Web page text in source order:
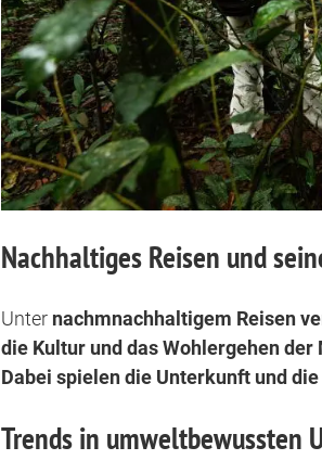
Nachhaltiges Reisen und
Unter nachmnachhaltigem Reisen
die Kultur und das Wohlergehen
Dabei spielen die Unterkunft und
Trends in umweltbewussten